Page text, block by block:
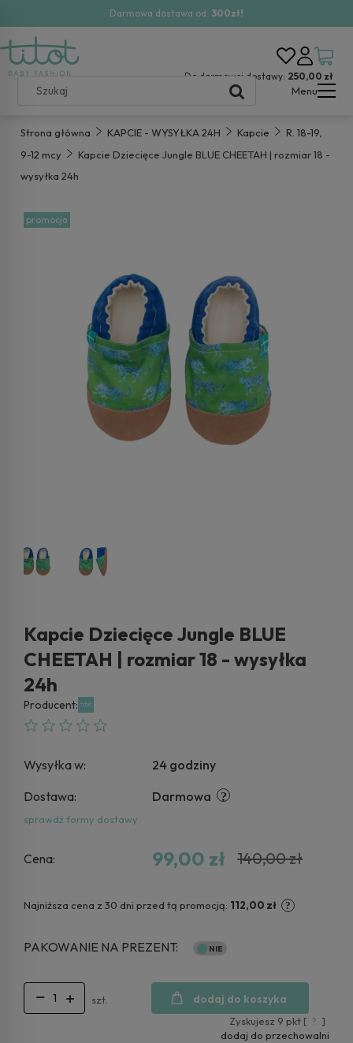
Darmowa dostawa od: 300zł!
Do darmowej dostawy: 250,00 zł
Menu
Strona główna KAPCIE - WYSYŁKA 24H Kapcie
R. 18-19,
9-12 mcy
Kapcie Dziecięce Jungle BLUE CHEETAH | rozmiar 18 -
wysyłka 24h
promocja
Kapcie Dziecięce Jungle BLUE
CHEETAH | rozmiar 18 - wysyłka
24h
Producent:
Wysyłka w:
24 godziny
Dostawa:
Darmowa
sprawdź formy dostawy
Cena: 99,00 zł 140,00 zł
Najniższa cena z 30 dni przed tą promocją: 112,00 zł
PAKOWANIE NA PREZENT:
szt. dodaj do koszyka
Zyskujesz 9 pkt [ ? ]
dodaj do przechowalni